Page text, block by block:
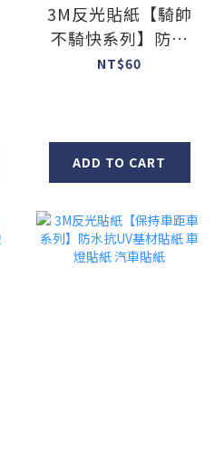
3M反光貼紙【騎帥
不騎快系列】防水
抗UV基材貼紙 車燈
NT$60
ADD TO CART